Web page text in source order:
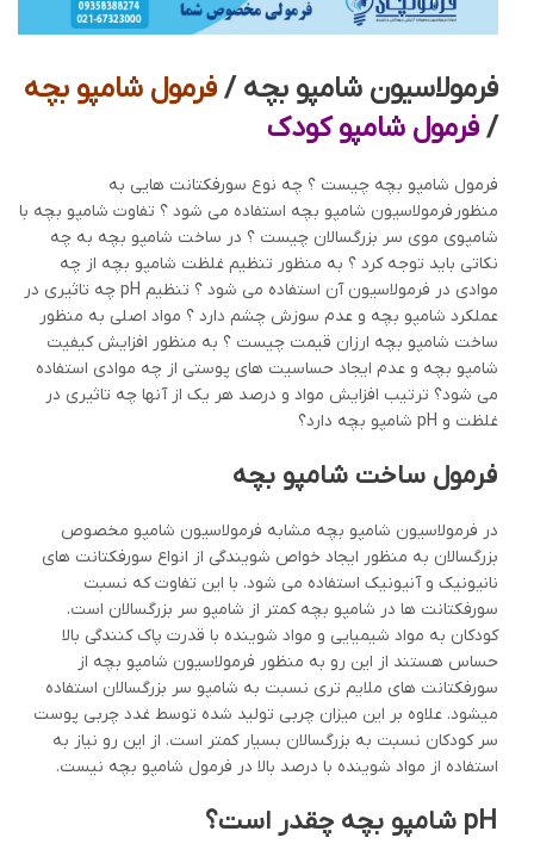
فرمولاسیون شامپو بچه /فرمول شامپو بچه
/فرمول شامپو کودک
فرمول شامپو بچه چیست ؟ چه نوع سورفکتانت هایی به
منظور فرمولاسیون شامپو بچه استفاده می شود ؟ تفاوت شامپو بچه با
شامپوی موی سر بزرگسالان چیست ؟ در ساخت شامپو بچه به چه
نکاتی باید توجه کرد ؟ به منظور تنظیم غلظت شامپو بچه از چه
موادی در فرمولاسیون آن استفاده می شود ؟ تنظیم pH چه تاثیری در
عملکرد شامپو بچه و عدم سوزش چشم دارد ؟ مواد اصلی به منظور
ساخت شامپو بچه ارزان قیمت چیست ؟ به منظور افزایش کیفیت
شامپو بچه و عدم ایجاد حساسیت های پوستی از چه موادی استفاده
می شود؟ ترتیب افزایش مواد و درصد هر یک از آنها چه تاثیری در
غلظت و pH شامپو بچه دارد؟
فرمول ساخت شامپو بچه
در فرمولاسیون شامپو بچه مشابه فرمولاسیون شامپو مخصوص
بزرگسالان به منظور ایجاد خواص شویندگی از انواع سورفکتانت های
نانیونیک و آنیونیک استفاده می شود. با این تفاوت که نسبت
سورفکتانت ها در شامپو بچه کمتر از شامپو سر بزرگسالان است.
کودکان به مواد شیمیایی و مواد شوینده با قدرت پاک کنندگی بالا
حساس هستند از این رو به منظور فرمولاسیون شامپو بچه از
سورفکتانت های ملایم تری نسبت به شامپو سر بزرگسالان استفاده
میشود. علاوه بر این میزان چربی تولید شده توسط غدد چربی پوست
سر کودکان نسبت به بزرگسالان بسیار کمتر است. از این رو نیاز به
استفاده از مواد شوینده با درصد بالا در فرمول شامپو بچه نیست.